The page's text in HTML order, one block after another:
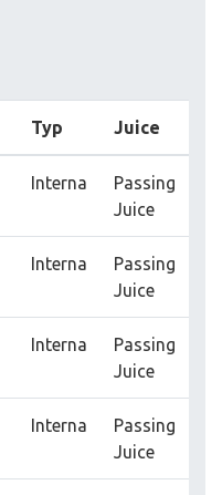
Typ Juice
Interna
Passing
Juice
Interna
Passing
Juice
Interna
Passing
Juice
Interna
Passing
Juice